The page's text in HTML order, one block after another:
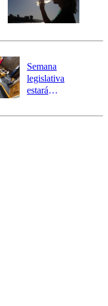
Semana
legislativa
estará
el fin de la